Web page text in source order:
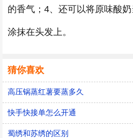
的香气；4、还可以将原味酸
涂抹在头发上。
猜你喜欢
高压锅蒸红薯要蒸多久
快手快接单怎么开通
蜀绣和苏绣的区别